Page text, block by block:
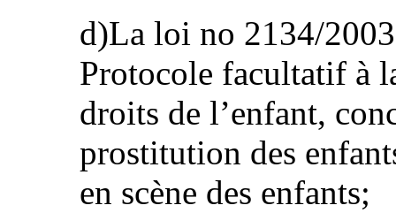
d)La loi no 2134/
Protocole facultatif à
droits de l’enfant,
prostitution des
en scène des enfants;